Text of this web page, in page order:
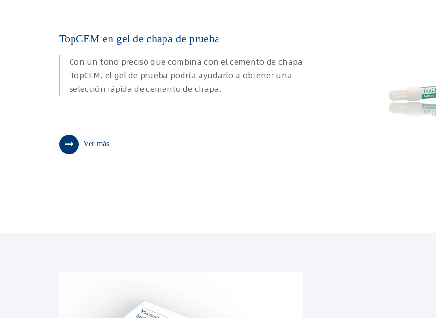
TopCEM en gel de chapa de prueba
Con un tono preciso que combina con el cemento de chapa
TopCEM, el gel de prueba podría ayudarlo a obtener una
selección rápida de cemento de chapa.
Ver más